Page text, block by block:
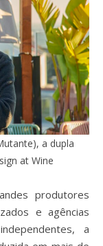
a dupla
at Wine
produtores
e agências
a